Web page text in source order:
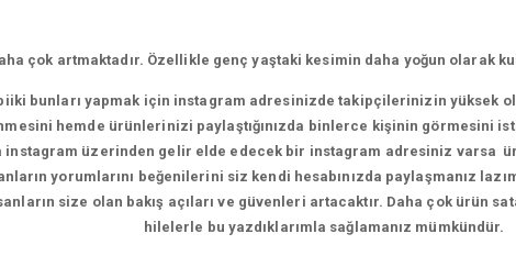
çok artmaktadır. Özellikle genç yaştaki kesimin daha yoğun olarak
bunları yapmak için instagram adresinizde takipçilerinizin
hemde ürünlerinizi paylaştığınızda binlerce kişinin görmesini
instagram üzerinden gelir elde edecek bir instagram adresiniz varsa
yorumlarını beğenilerini siz kendi hesabınızda paylaşmanız
size olan bakış açıları ve güvenleri artacaktır. Daha çok ürün
hilelerle bu yazdıklarımla sağlamanız mümkündür.